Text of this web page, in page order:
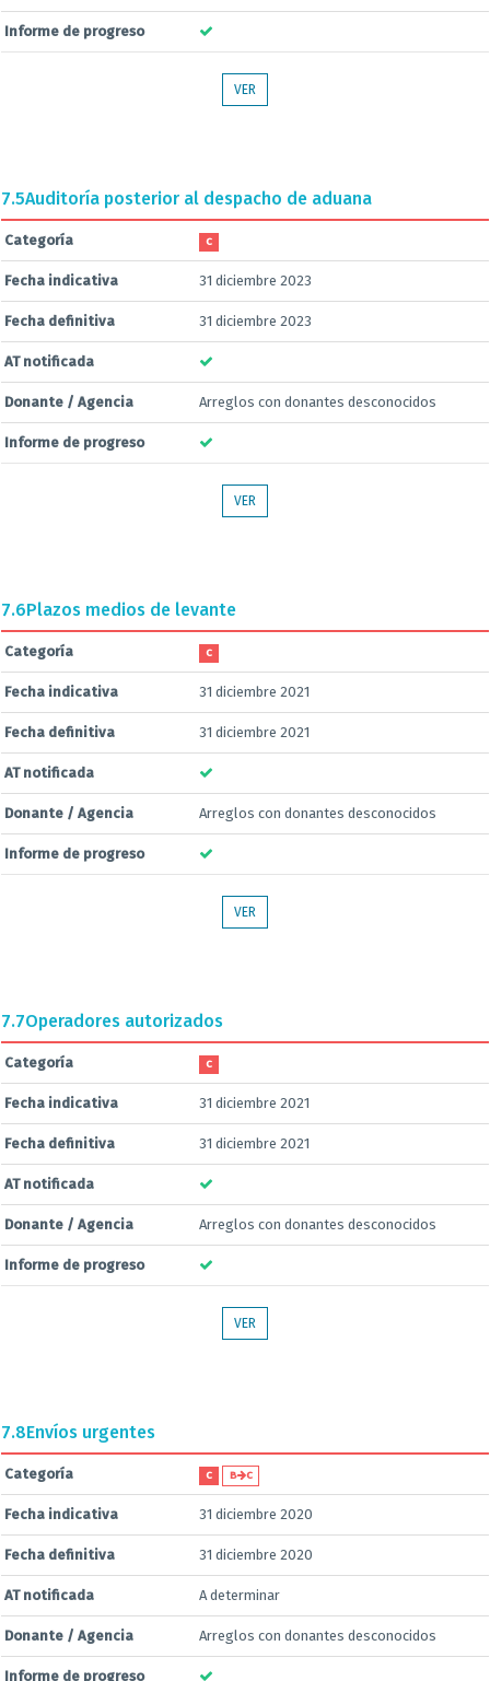
Informe de progreso
VER
7.5Auditoría posterior al despacho de aduana
Categoría C
Fecha indicativa 31 diciembre 2023
Fecha definitiva 31 diciembre 2023
AT notificada
Donante / Agencia Arreglos con donantes desconocidos
Informe de progreso
VER
7.6Plazos medios de levante
Categoría C
Fecha indicativa 31 diciembre 2021
Fecha definitiva 31 diciembre 2021
AT notificada
Donante / Agencia Arreglos con donantes desconocidos
Informe de progreso
VER
7.7Operadores autorizados
Categoría C
Fecha indicativa 31 diciembre 2021
Fecha definitiva 31 diciembre 2021
AT notificada
Donante / Agencia Arreglos con donantes desconocidos
Informe de progreso
VER
7.8Envíos urgentes
Categoría C B C
Fecha indicativa 31 diciembre 2020
Fecha definitiva 31 diciembre 2020
AT notificada A determinar
Donante / Agencia Arreglos con donantes desconocidos
Informe de progreso